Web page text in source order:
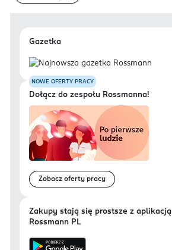
Gazetka
NOWE OFERTY PRACY
Dołącz do zespołu Rossmanna!
Zobacz oferty pracy
Zakupy stają się prostsze z aplikacją
Rossmann PL